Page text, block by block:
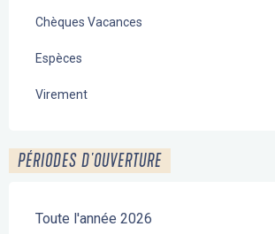
Chèques Vacances
Espèces
Virement
PÉRIODES D'OUVERTURE
Toute l'année 2026